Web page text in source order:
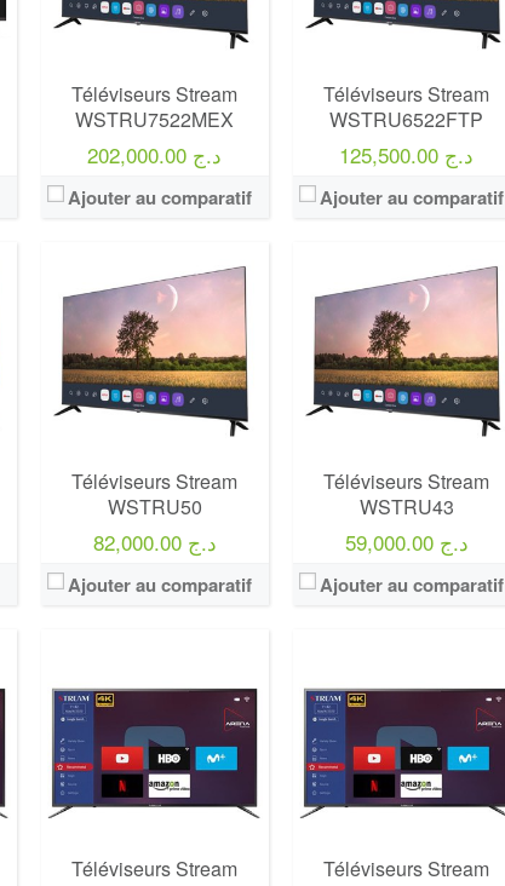
Téléviseurs Stream
WSTRU7522MEX
202,000.00 د.ج
Ajouter au comparatif
Téléviseurs Stream
WSTRU6522FTP
125,500.00 د.ج
Ajouter au comparatif
Téléviseurs Stream
WSTRU50
82,000.00 د.ج
Ajouter au comparatif
Téléviseurs Stream
WSTRU43
59,000.00 د.ج
Ajouter au comparatif
Téléviseurs Stream
Marque:LG
75000
Définition:UHD TV
View Details →
Téléviseurs Stream
Marque:LG
75000
Définition:UHD TV
View Details →